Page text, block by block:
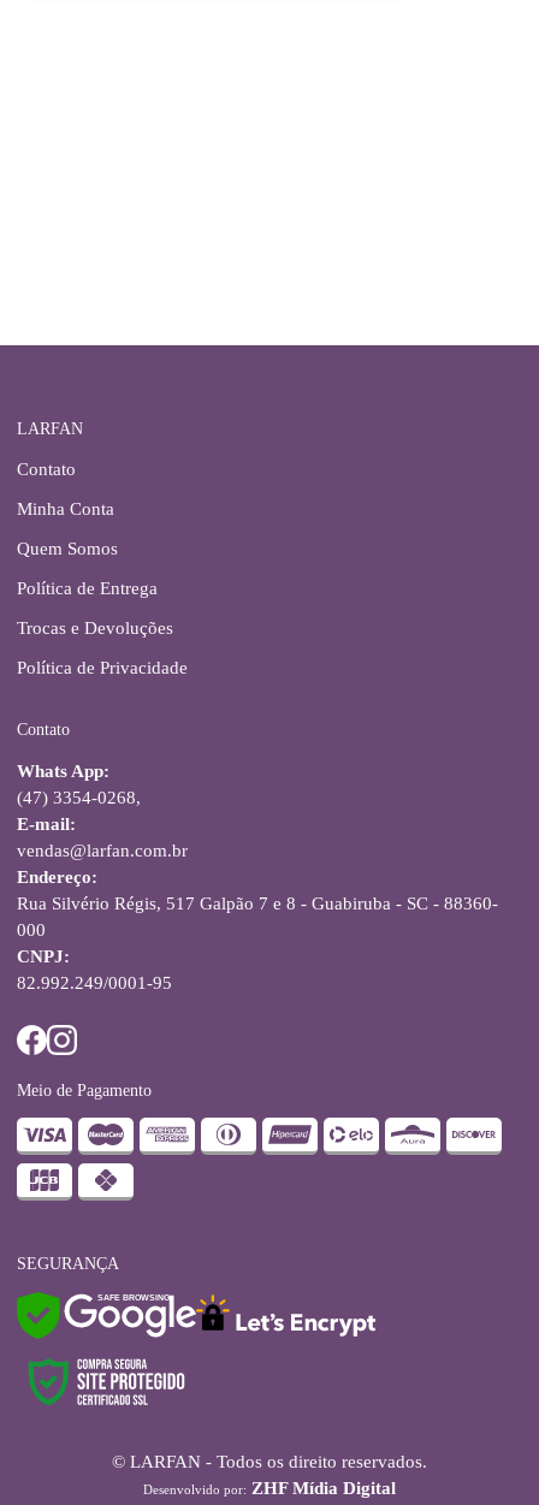
LARFAN
Contato
Minha Conta
Quem Somos
Política de Entrega
Trocas e Devoluções
Política de Privacidade
Contato
Whats App:
(47) 3354-0268,
E-mail:
vendas@larfan.com.br
Endereço:
Rua Silvério Régis, 517 Galpão 7 e 8 - Guabiruba - SC - 88360-
000
CNPJ:
82.992.249/0001-95
Meio de Pagamento
SEGURANÇA
SAFE BROWSING
© LARFAN - Todos os direito reservados.
Desenvolvido por: ZHF Mídia Digital